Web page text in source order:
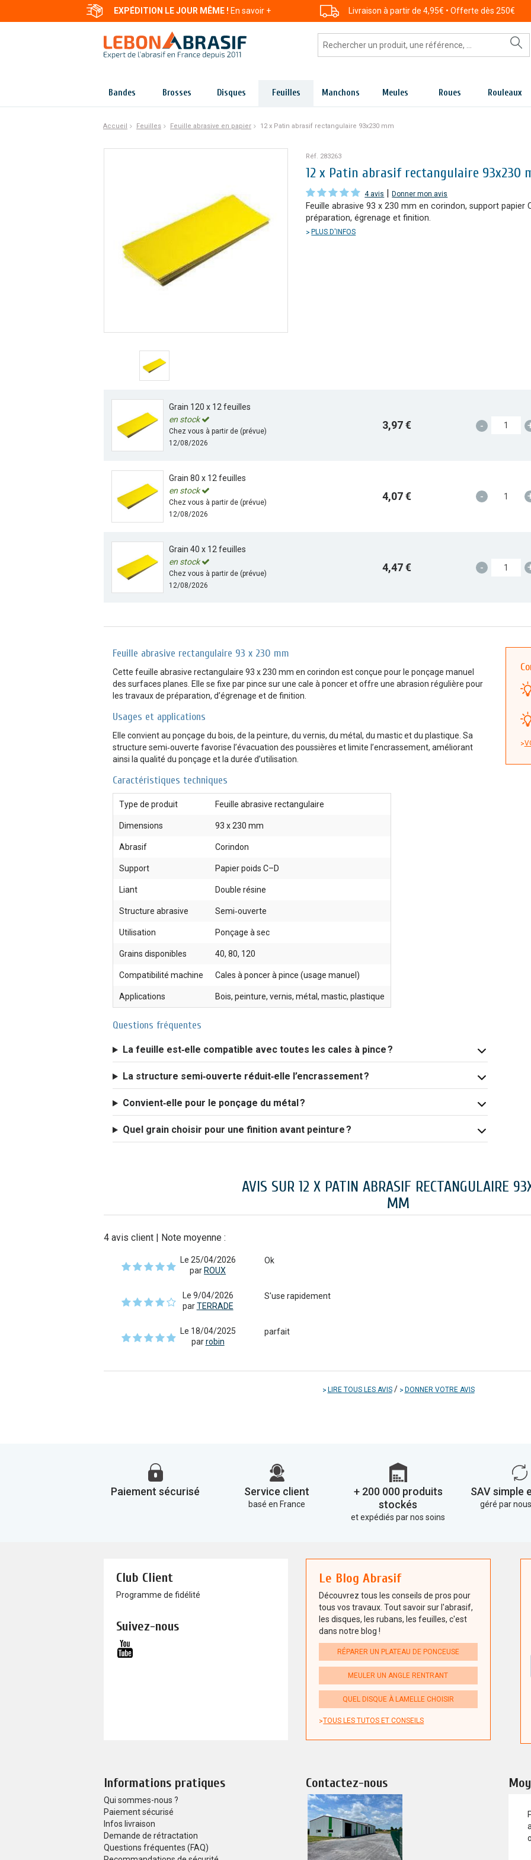
EXPÉDITION LE JOUR MÊME ! En savoir + Livraison à partir de 4,95€ • Offerte dès 250€
Bandes Brosses Disques Feuilles Manchons Meules Roues Rouleaux
Accueil Feuilles Feuille abrasive en papier 12 x Patin abrasif rectangulaire 93x230 mm
Réf. 283263
12 x Patin abrasif rectangulaire 93x230
4 avis |Donner mon avis
Feuille abrasive 93 x 230 mm en corindon, support papier
préparation, égrenage et finition.
PLUS D'INFOS
Grain 120 x 12 feuilles
en stock
Chez vous à partir de (prévue)
12/08/2026
3,97 € -
Grain 80 x 12 feuilles
en stock
Chez vous à partir de (prévue)
12/08/2026
4,07 € -
Grain 40 x 12 feuilles
en stock
Chez vous à partir de (prévue)
12/08/2026
4,47 € -
Feuille abrasive rectangulaire 93 x 230 mm
Cette feuille abrasive rectangulaire 93 x 230 mm en corindon est conçue pour le ponçage manuel
des surfaces planes. Elle se fixe par pince sur une cale à poncer et offre une abrasion régulière pour
les travaux de préparation, d’égrenage et de finition.
Usages et applications
Elle convient au ponçage du bois, de la peinture, du vernis, du métal, du mastic et du plastique. Sa
structure semi‑ouverte favorise l’évacuation des poussières et limite l’encrassement, améliorant
ainsi la qualité du ponçage et la durée d’utilisation.
Caractéristiques techniques
Type de produit Feuille abrasive rectangulaire
Dimensions 93 x 230 mm
Abrasif Corindon
Support Papier poids C–D
Liant Double résine
Structure abrasive Semi‑ouverte
Utilisation Ponçage à sec
Grains disponibles 40, 80, 120
Compatibilité machine Cales à poncer à pince (usage manuel)
Applications Bois, peinture, vernis, métal, mastic, plastique
Questions fréquentes
La feuille est‑elle compatible avec toutes les cales à pince ?
La structure semi‑ouverte réduit‑elle l’encrassement ?
Convient‑elle pour le ponçage du métal ?
Quel grain choisir pour une finition avant peinture ?
AVIS SUR 12 X PATIN ABRASIF RECTANGULAIRE
MM
4 avis client | Note moyenne :
Le 25/04/2026
par ROUX
Ok
Le 9/04/2026
parTERRADE
S'use rapidement
Le 18/04/2025
parrobin
parfait
LIRE TOUS LES AVIS/ DONNER VOTRE AVIS
Paiement sécurisé Service client
basé en France
+ 200 000 produits
stockés
et expédiés par nos soins
SAV simple
géré par
Club Client
Programme de fidélité
Suivez-nous
Le Blog Abrasif
Découvrez tous les conseils de pros pour
tous vos travaux. Tout savoir sur l'abrasif,
les disques, les rubans, les feuilles, c'est
dans notre blog !
RÉPARER UN PLATEAU DE PONCEUSE
MEULER UN ANGLE RENTRANT
QUEL DISQUE À LAMELLE CHOISIR
TOUS LES TUTOS ET CONSEILS
Informations pratiques
Qui sommes-nous ?
Paiement sécurisé
Infos livraison
Demande de rétractation
Questions fréquentes (FAQ)
Contactez-nous